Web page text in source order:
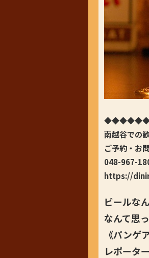
南越谷での
ご予約・お
048-967-
https://
ビールな
なんて思
《パンゲ
レポータ